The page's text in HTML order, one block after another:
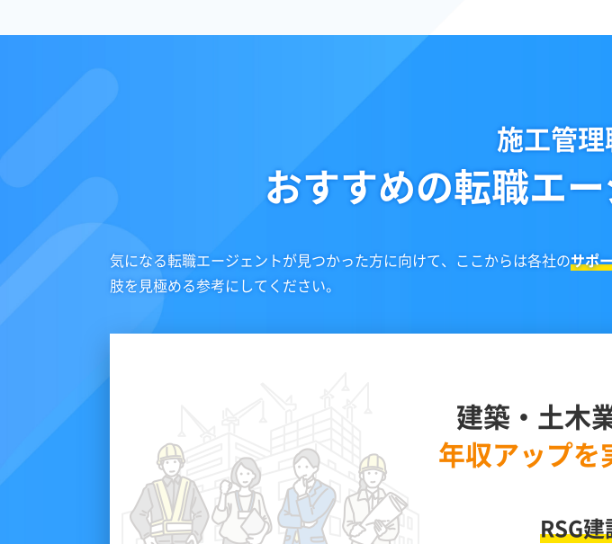
施工管
おすすめの転職エ
気になる転職エージェントが見つかった方に向けて、ここからは各社のサポ
肢を見極める参考にしてください。
建築・土木
年収アップを
RSG